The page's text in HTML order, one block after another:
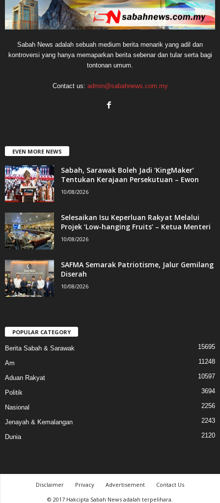
Sabah News adalah sebuah medium berita menarik yang adil dan
kontroversi yang hanya memaparkan berita sebenar dan tular serta bagi
tontonan umum.
Contact us: admin@sabahnews.com.my
EVEN MORE NEWS
Sabah, Sarawak Boleh Jadi ‘KingMaker’
Tentukan Kerajaan Persekutuan – Ewon
10/08/2026
Selesaikan Isu Keperluan Rakyat Melalui
Projek ‘Low-hanging Fruits’ – Ketua Menteri
10/08/2026
SAFMA Semarak Patriotisme, Jalur Gemilang
Diserah
10/08/2026
POPULAR CATEGORY
Berita Sabah & Sarawak 15695
Am 11248
Aduan Rakyat 10597
Politik 3694
Nasional 2256
Jenayah & Kemalangan 2243
Dunia 2120
Disclaimer Privacy Advertisement
Contact Us
© 2017 Hakcipta Sabah News adalah terpelihara.